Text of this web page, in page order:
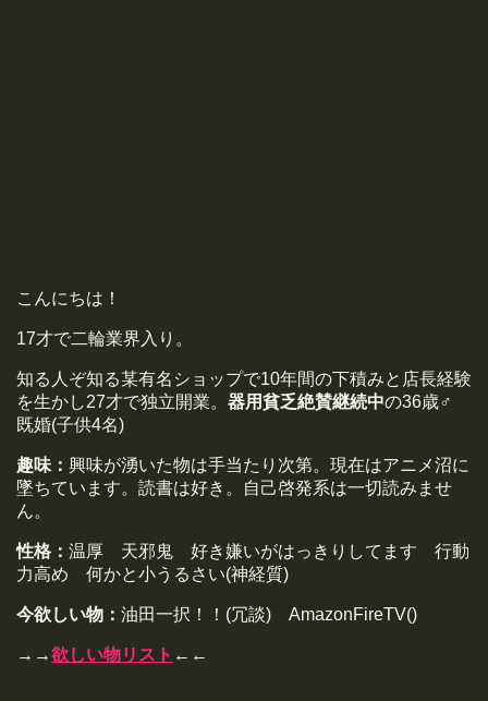
こんにちは！
17才で二輪業界入り。
知る人ぞ知る某有名ショップで10年間の下積みと店長経験
を生かし27才で独立開業。 器用貧乏絶賛継続中の36歳♂
既婚(子供4名)
趣味： 興味が湧いた物は手当たり次第。現在はアニメ沼に
墜ちています。読書は好き。自己啓発系は一切読みませ
ん。
性格： 温厚 天邪鬼 好き嫌いがはっきりしてます 行動
力高め 何かと小うるさい(神経質)
今欲しい物： 油田一択！！(冗談) AmazonFireTV()
→→欲しい物リスト ←←